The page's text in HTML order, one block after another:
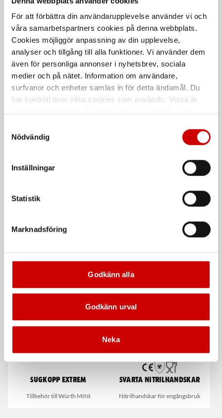
För att förbättra din användarupplevelse använder vi och
våra samarbetspartners cookies på denna webbplats.
Cookies möjliggör anpassning av din upplevelse,
analyser och tillgång till alla funktioner. Vi använder dem
även för personliga annonser i nyhetsbrev, sociala
medier och på nätet. Information om användare,
surfvanor och enheter samlas in för detta ändamål. Du
har kontroll över vilka cookies som används. Vissa är
länder utanför EU med olika dataskyddsnormer. Genom
att godkänna samtycker du till sådana överföringar. Läs
Nödvändig
Inställningar
Statistik
Marknadsföring
Godkänn alla
Godkänn urval
Neka
Interiörskydd
Interiörskydd till Würth Mini
Rutdemonteringskit
Würth Pro
De som köpte, köpte även
Drivtapp 1/4"
Rutdemonteringstråd 1,1
Högkvalitativ. Würth
Sugkopp extrem
Tillbehör till Würth MINI
Svarta nitrilhandskar
Nitrilhandskar för engångsbruk